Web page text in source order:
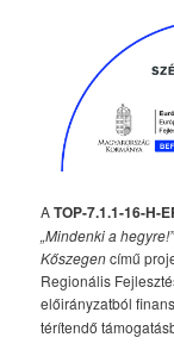
ATOP-7.1.1-16-H-
„Mindenki a
Kőszegencímű
Regionális
előirányzatból
térítendő